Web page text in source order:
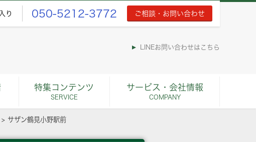
り 050-5212-3772 ご相談・お問い合わせ
LINEお問い合わせはこちら
特集コンテンツ
SERVICE
サービス・会社情報
COMPANY
> サザン鶴見小野駅前